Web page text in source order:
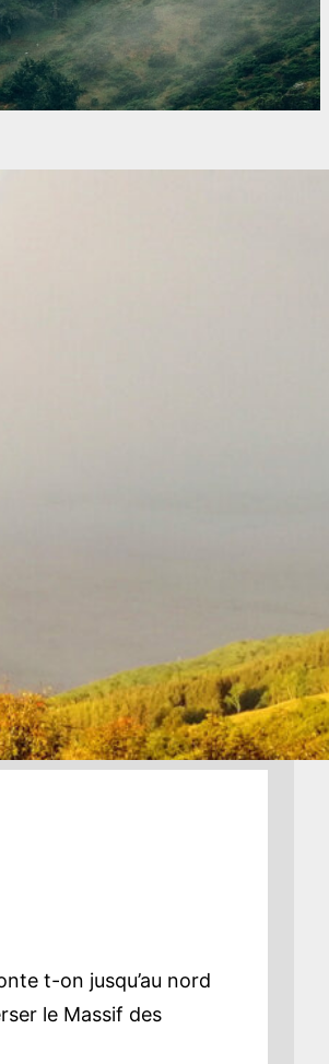
t-on jusqu’au nord
le Massif des